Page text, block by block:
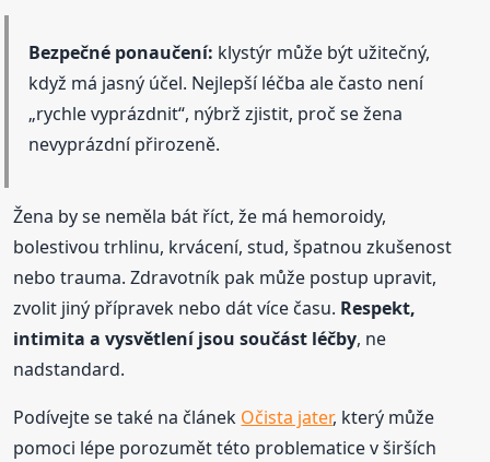
Bezpečné ponaučení: klystýr může být užitečný,
když má jasný účel. Nejlepší léčba ale často není
„rychle vyprázdnit“, nýbrž zjistit, proč se žena
nevyprázdní přirozeně.
Žena by se neměla bát říct, že má hemoroidy,
bolestivou trhlinu, krvácení, stud, špatnou zkušenost
nebo trauma. Zdravotník pak může postup upravit,
zvolit jiný přípravek nebo dát více času. Respekt,
intimita a vysvětlení jsou součást léčby, ne
nadstandard.
Podívejte se také na článek Očista jater, který může
pomoci lépe porozumět této problematice v širších